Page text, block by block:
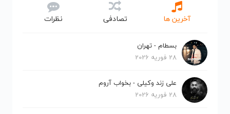
آخرین ها تصادفی نظرات
بسطام - تهران
28 فوریه 2026
علی زند وکیلی - بخواب آروم
28 فوریه 2026